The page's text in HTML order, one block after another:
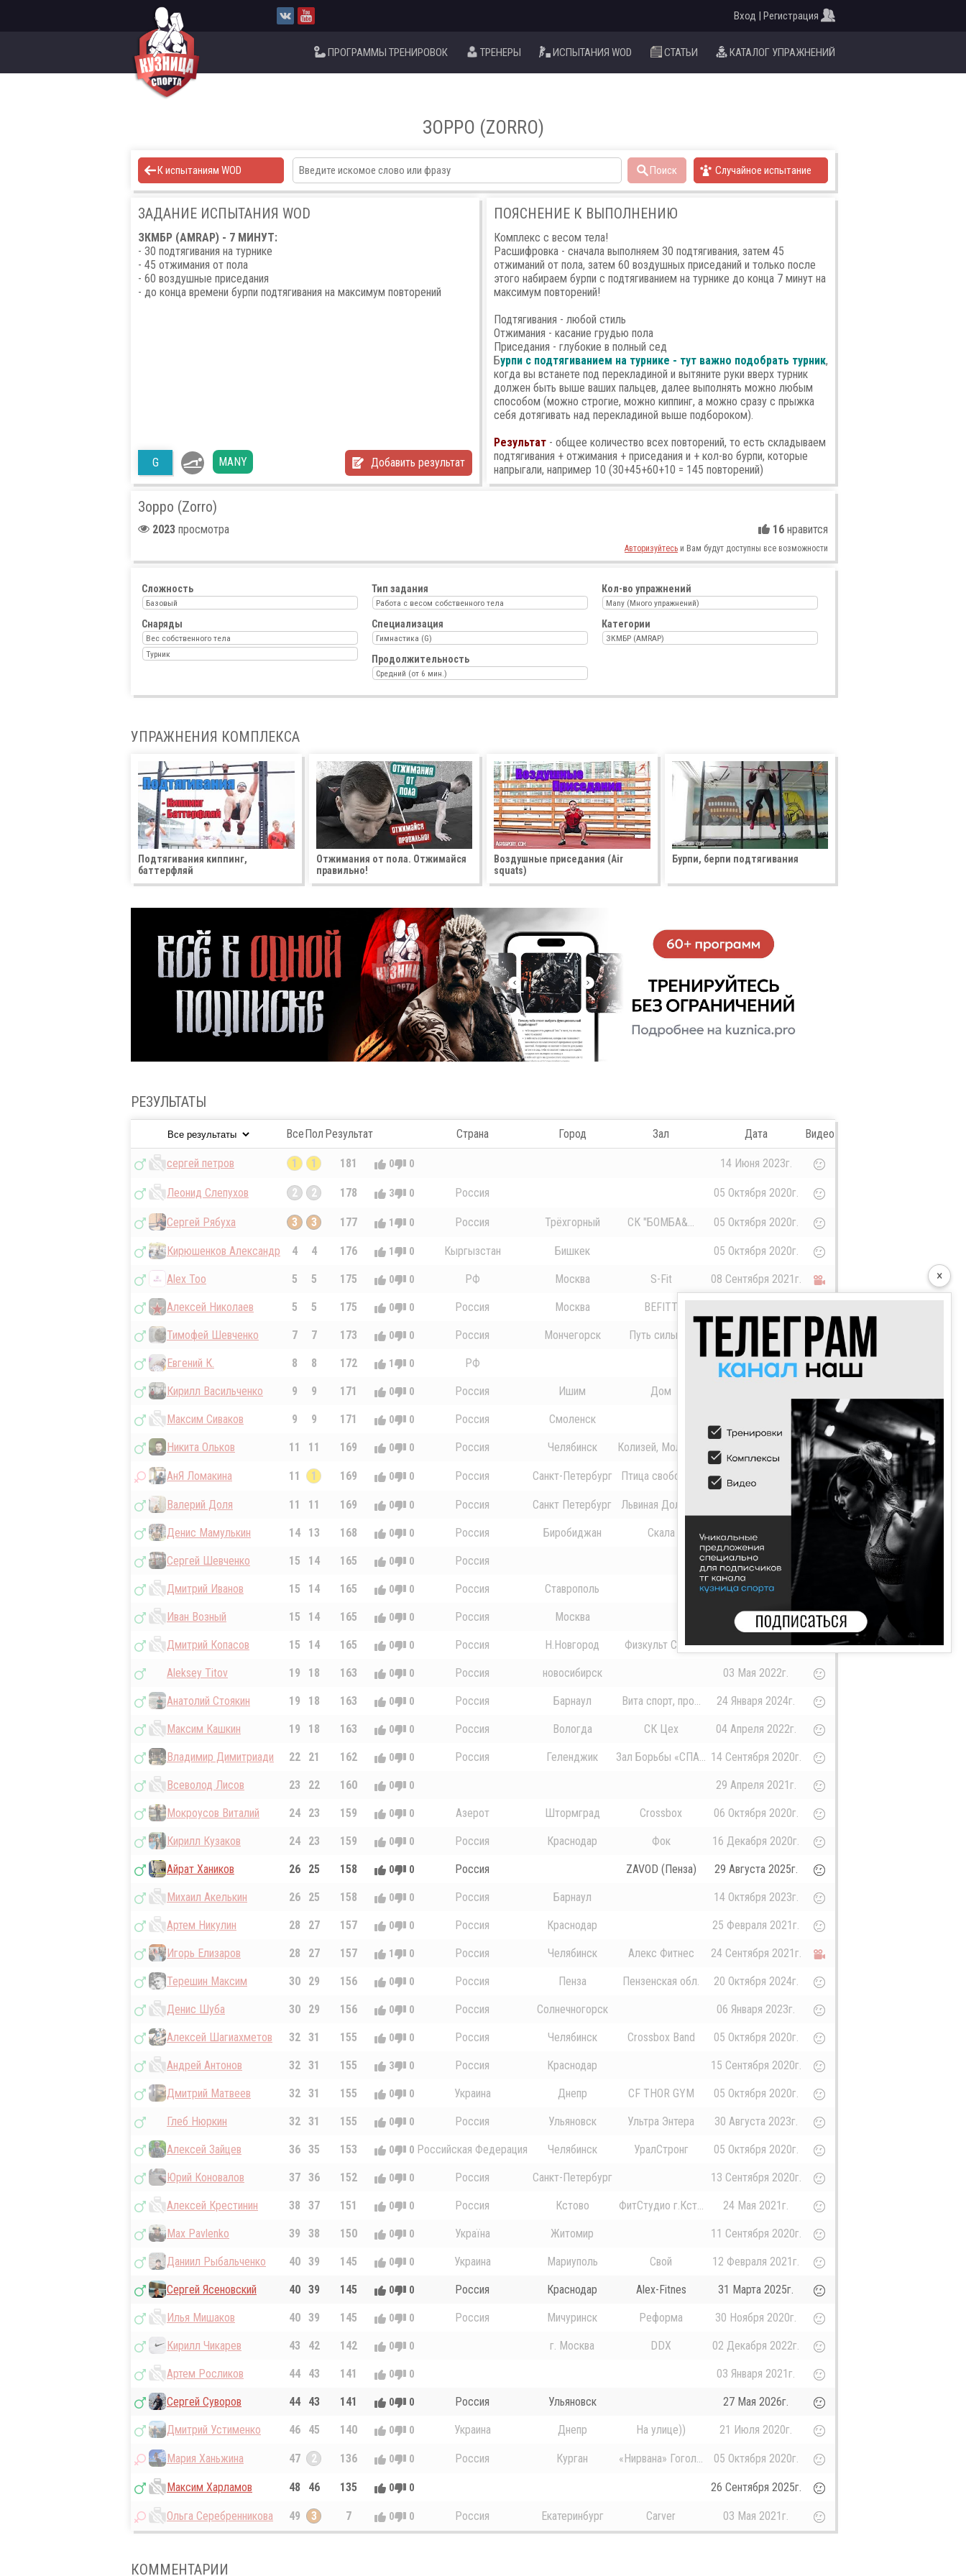
Вход | Регистрация
ПРОГРАММЫ ТРЕНИРОВОК ТРЕНЕРЫ ИСПЫТАНИЯ WOD СТАТЬИ КАТАЛОГ УПРАЖНЕНИЙ
ЗОРРО (ZORRO)
К испытаниям WOD Поиск Случайное испытание
ЗАДАНИЕ ИСПЫТАНИЯ WOD
ЗКМБР (AMRAP) - 7 МИНУТ:
- 30 подтягивания на турнике
- 45 отжимания от пола
- 60 воздушные приседания
- до конца времени бурпи подтягивания на максимум повторений
G MANY Добавить результат
ПОЯСНЕНИЕ К ВЫПОЛНЕНИЮ
Комплекс с весом тела!
Расшифровка - сначала выполняем 30 подтягивания, затем 45
отжиманий от пола, затем 60 воздушных приседаний и только после
этого набираем бурпи с подтягиванием на турнике до конца 7 минут на
максимум повторений!
Подтягивания - любой стиль
Отжимания - касание грудью пола
Приседания - глубокие в полный сед
Бурпи с подтягиванием на турнике - тут важно подобрать турник,
когда вы встанете под перекладиной и вытяните руки вверх турник
должен быть выше ваших пальцев, далее выполнять можно любым
способом (можно строгие, можно киппинг, а можно сразу с прыжка
себя дотягивать над перекладиной выше подбороком).
Результат - общее количество всех повторений, то есть складываем
подтягивания + отжимания + приседания и + кол-во бурпи, которые
напрыгали, например 10 (30+45+60+10 = 145 повторений)
Зорро (Zorro)
2023 просмотра 16 нравится
Авторизуйтесь и Вам будут доступны все возможности
Сложность
Базовый
Снаряды
Вес собственного тела
Турник
Тип задания
Работа с весом собственного тела
Специализация
Гимнастика (G)
Продолжительность
Средний (от 6 мин.)
Кол-во упражнений
Many (Много упражнений)
Категории
ЗКМБР (AMRAP)
УПРАЖНЕНИЯ КОМПЛЕКСА
Подтягивания киппинг,
баттерфляй
Отжимания от пола. Отжимайся
правильно!
Воздушные приседания (Air
squats)
Бурпи, берпи подтягивания
РЕЗУЛЬТАТЫ
Все Пол Результат Страна Город Зал Дата Видео
сергей петров 1 1 181 0 0 14 Июня 2023г.
Леонид Слепухов 2 2 178 3 0 Россия 05 Октября 2020г.
Сергей Рябуха 3 3 177 1 0 Россия Трёхгорный СК "БОМБА&... 05 Октября 2020г.
Кирюшенков Александр 4 4 176 1 0 Кыргызстан Бишкек 05 Октября 2020г.
Alex Too 5 5 175 0 0 РФ Москва S-Fit 08 Сентября 2021г.
Алексей Николаев 5 5 175 0 0 Россия Москва BEFITT
Тимофей Шевченко 7 7 173 0 0 Россия Мончегорск Путь сильных 04 Августа 2021г.
Евгений К. 8 8 172 1 0 РФ 30 Августа 2020г.
Кирилл Васильченко 9 9 171 0 0 Россия Ишим Дом
Максим Сиваков 9 9 171 0 0 Россия Смоленск 30 Июля 2023г.
Никита Ольков 11 11 169 0 0 Россия Челябинск Колизей, Молодо... 09 Декабря 2022г.
АнЯ Ломакина 11 1 169 0 0 Россия Санкт-Петербург Птица свободная 06 Октября 2020г.
Валерий Доля 11 11 169 0 0 Россия Санкт Петербург Львиная Доля г.... 05 Октября 2020г.
Денис Мамулькин 14 13 168 0 0 Россия Биробиджан Скала 02 Ноября 2020г.
Сергей Шевченко 15 14 165 0 0 Россия 23 Ноября 2022г.
Дмитрий Иванов 15 14 165 0 0 Россия Ставрополь 30 Апреля 2021г.
Иван Возный 15 14 165 0 0 Россия Москва 06 Октября 2020г.
Дмитрий Копасов 15 14 165 0 0 Россия Н.Новгород Физкульт Старт 21 Ноября 2020г.
Aleksey Titov 19 18 163 0 0 Россия новосибирск 03 Мая 2022г.
Анатолий Стоякин 19 18 163 0 0 Россия Барнаул Вита спорт, про... 24 Января 2024г.
Максим Кашкин 19 18 163 0 0 Россия Вологда СК Цех 04 Апреля 2022г.
Владимир Димитриади 22 21 162 0 0 Россия Геленджик Зал Борьбы «СПА... 14 Сентября 2020г.
Всеволод Лисов 23 22 160 0 0 29 Апреля 2021г.
Мокроусов Виталий 24 23 159 0 0 Азерот Штормград Crossbox 06 Октября 2020г.
Кирилл Кузаков 24 23 159 0 0 Россия Краснодар Фок 16 Декабря 2020г.
Айрат Хаников 26 25 158 0 0 Россия ZAVOD (Пенза) 29 Августа 2025г.
Михаил Акелькин 26 25 158 0 0 Россия Барнаул 14 Октября 2023г.
Артем Никулин 28 27 157 0 0 Россия Краснодар 25 Февраля 2021г.
Игорь Елизаров 28 27 157 1 0 Россия Челябинск Алекс Фитнес 24 Сентября 2021г.
Терешин Максим 30 29 156 0 0 Россия Пенза Пензенская обл. 20 Октября 2024г.
Денис Шуба 30 29 156 0 0 Россия Солнечногорск 06 Января 2023г.
Алексей Шагиахметов 32 31 155 0 0 Россия Челябинск Crossbox Band 05 Октября 2020г.
Андрей Антонов 32 31 155 3 0 Россия Краснодар 15 Сентября 2020г.
Дмитрий Матвеев 32 31 155 0 0 Украина Днепр CF THOR GYM 05 Октября 2020г.
Глеб Нюркин 32 31 155 0 0 Россия Ульяновск Ультра Энтера 30 Августа 2023г.
Алексей Зайцев 36 35 153 0 0 Российская Федерация Челябинск УралСтронг 05 Октября 2020г.
Юрий Коновалов 37 36 152 0 0 Россия Санкт-Петербург 13 Сентября 2020г.
Алексей Крестинин 38 37 151 0 0 Россия Кстово ФитСтудио г.Кст... 24 Мая 2021г.
Max Pavlenko 39 38 150 0 0 Україна Житомир 11 Сентября 2020г.
Даниил Рыбальченко 40 39 145 0 0 Украина Мариуполь Свой 12 Февраля 2021г.
Сергей Ясеновский 40 39 145 0 0 Россия Краснодар Alex-Fitnes 31 Марта 2025г.
Илья Мишаков 40 39 145 0 0 Россия Мичуринск Реформа 30 Ноября 2020г.
Кирилл Чикарев 43 42 142 0 0 г. Москва DDX 02 Декабря 2022г.
Артем Росликов 44 43 141 0 0 03 Января 2021г.
Сергей Суворов 44 43 141 0 0 Россия Ульяновск 27 Мая 2026г.
Дмитрий Устименко 46 45 140 0 0 Украина Днепр На улице)) 21 Июля 2020г.
Мария Ханьжина 47 2 136 0 0 Россия Курган «Нирвана» Гогол... 05 Октября 2020г.
Максим Харламов 48 46 135 0 0 26 Сентября 2025г.
Ольга Серебренникова 49 3 7 0 0 Россия Екатеринбург Carver 03 Мая 2021г.
КОММЕНТАРИИ
×